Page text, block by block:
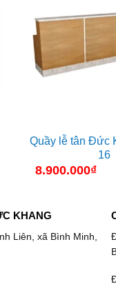
Quầy lễ tân Đức
16
8.900.000₫
KHANG
Liên, xã Bình Minh,